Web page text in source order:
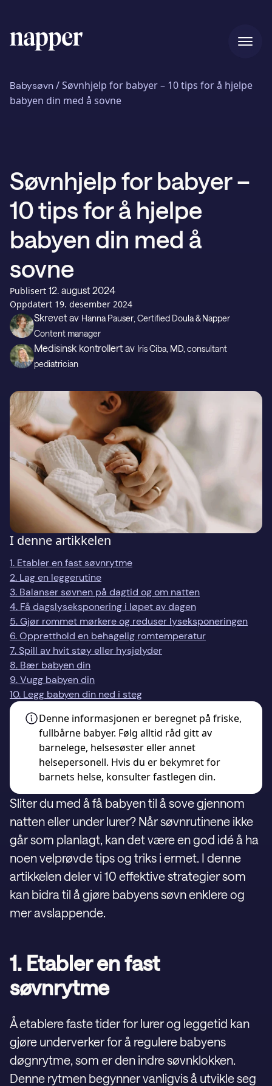
Hjem
Vår historie
Blogg
Gavekort
Kundestøtte
Babysøvn/Søvnhjelp for babyer – 10 tips for å hjelpe
babyen din med å sovne
Søvnhjelp for babyer –
10 tips for å hjelpe
babyen din med å
sovne
Publisert 12. august 2024
Oppdatert 19. desember 2024
Skrevet av Hanna Pauser , Certified Doula & Napper
Content manager
Medisinsk kontrollert av Iris Ciba , MD, consultant
pediatrician
I denne artikkelen
1. Etabler en fast søvnrytme
2. Lag en leggerutine
3. Balanser søvnen på dagtid og om natten
4. Få dagslyseksponering i løpet av dagen
5. Gjør rommet mørkere og reduser lyseksponeringen
6. Oppretthold en behagelig romtemperatur
7. Spill av hvit støy eller hysjelyder
8. Bær babyen din
9. Vugg babyen din
10. Legg babyen din ned i steg
Denne informasjonen er beregnet på friske,
fullbårne babyer. Følg alltid råd gitt av
barnelege, helsesøster eller annet
helsepersonell. Hvis du er bekymret for
barnets helse, konsulter fastlegen din.
Sliter du med å få babyen til å sove gjennom
natten eller under lurer? Når søvnrutinene ikke
går som planlagt, kan det være en god idé å ha
noen velprøvde tips og triks i ermet. I denne
artikkelen deler vi 10 effektive strategier som
kan bidra til å gjøre babyens søvn enklere og
mer avslappende.
1. Etabler en fast
søvnrytme
Å etablere faste tider for lurer og leggetid kan
gjøre underverker for å regulere babyens
døgnrytme, som er den indre søvnklokken.
Denne rytmen begynner vanligvis å utvikle seg